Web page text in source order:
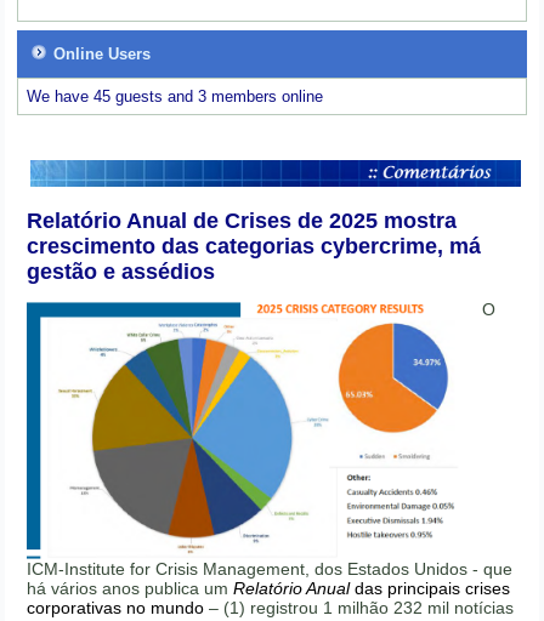
Online Users
We have 45 guests and 3 members online
Relatório Anual de Crises de 2025 mostra
crescimento das categorias cybercrime, má
gestão e assédios
O
ICM-Institute for Crisis Management, dos Estados Unidos - que
há vários anos publica umRelatório Anualdas principais crises
corporativas no mundo – (1) registrou 1 milhão 232 mil notícias